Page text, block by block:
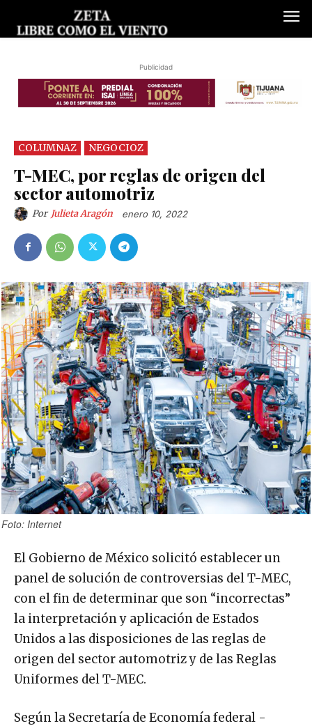
Publicidad
COLUMNAZ NEGOCIOZ
T-MEC, por reglas de origen del
sector automotriz
Por Julieta Aragón enero 10, 2022
Foto: Internet
El Gobierno de México solicitó establecer un
panel de solución de controversias del T-MEC,
con el fin de determinar que son “incorrectas”
la interpretación y aplicación de Estados
Unidos a las disposiciones de las reglas de
origen del sector automotriz y de las Reglas
Uniformes del T-MEC.
Según la Secretaría de Economía federal -